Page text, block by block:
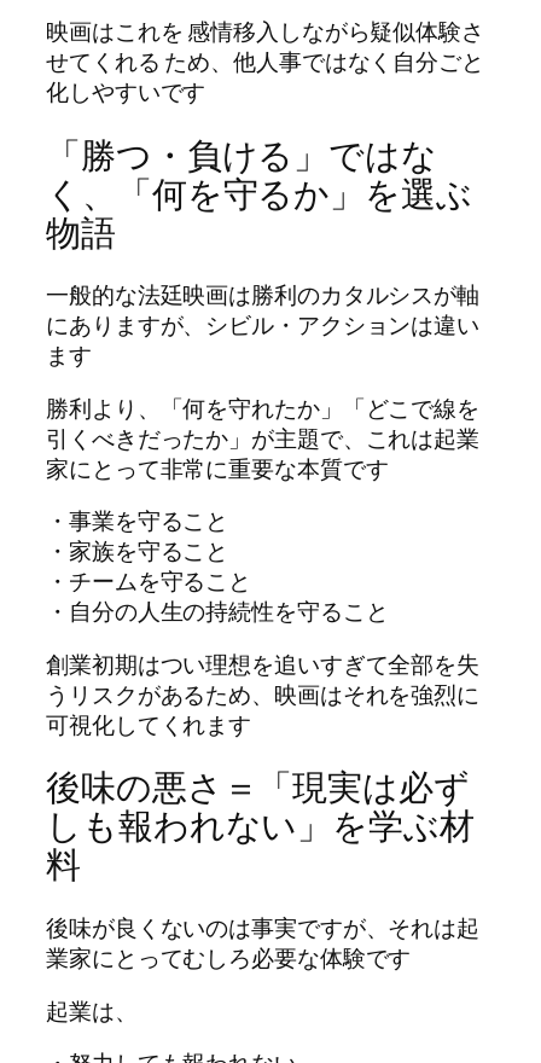
映画はこれを 感情移入しながら疑似体験さ
せてくれる ため、他人事ではなく自分ごと
化しやすいです
「勝つ・負ける」ではな
く、「何を守るか」を選ぶ
物語
一般的な法廷映画は勝利のカタルシスが軸
にありますが、シビル・アクションは違い
ます
勝利より、「何を守れたか」「どこで線を
引くべきだったか」が主題で、これは起業
家にとって非常に重要な本質です
・事業を守ること
・家族を守ること
・チームを守ること
・自分の人生の持続性を守ること
創業初期はつい理想を追いすぎて全部を失
うリスクがあるため、映画はそれを強烈に
可視化してくれます
後味の悪さ＝「現実は必ず
しも報われない」を学ぶ材
料
後味が良くないのは事実ですが、それは起
業家にとってむしろ必要な体験です
起業は、